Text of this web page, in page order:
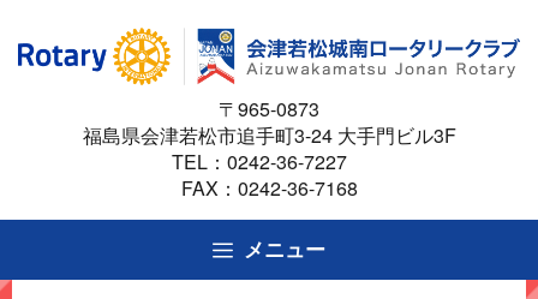
ス
ッ
〒965-0873
福島県会津若松市追手町3-24 大手門ビル3F
TEL： 0242-36-7227
FAX：0242-36-7168
メニュー